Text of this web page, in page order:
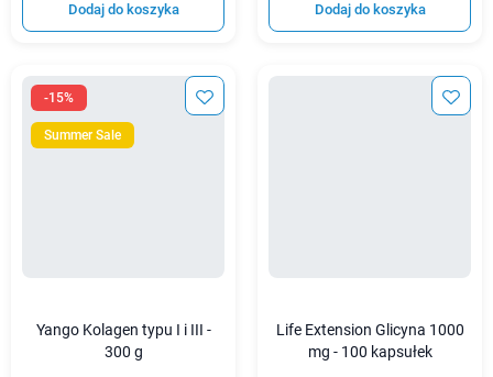
Dodaj do koszyka Dodaj do koszyka
-15%
Summer Sale
Yango Kolagen typu I i III -
300 g
Life Extension Glicyna 1000
mg - 100 kapsułek